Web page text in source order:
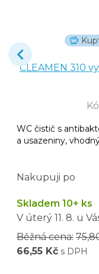
CLEAMEN 310
WC čistič s
a usazeniny,
Nakupuji po
Skladem 10+ ks
V úterý 11. 8. u
Běžná cena:
66,55 Kč s DPH